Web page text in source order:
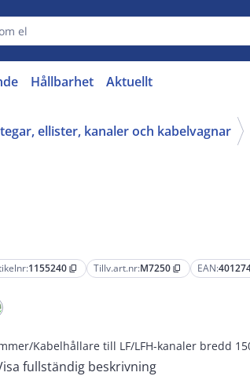
Hållbarhet Aktuellt
ellister, kanaler och kabelvagnar
1155240 content_copy Tillv.art.nr:M7250 content_copy EAN:
Kabelhållare till LF/LFH-kanaler bredd
fullständig beskrivning